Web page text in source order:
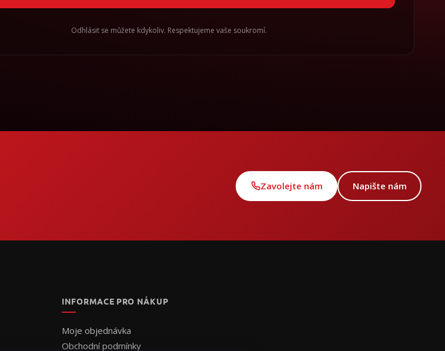
Odhlásit se můžete kdykoliv. Respektujeme vaše soukromí.
Zavolejte nám Napište nám
INFORMACE PRO NÁKUP
Moje objednávka
Obchodní podmínky